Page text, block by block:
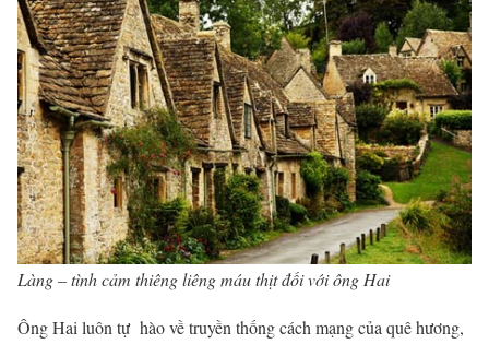
Làng – tình cảm thiêng liêng máu thịt đối với ông Hai
Ông Hai luôn tự hào về truyền thống cách mạng của quê hương,